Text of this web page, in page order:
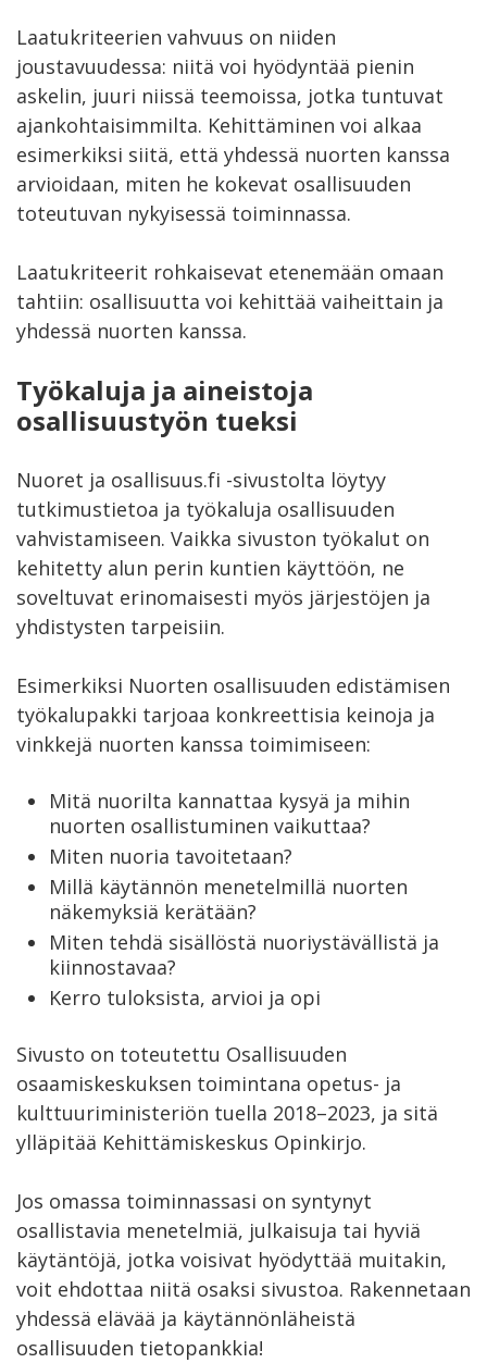
Laatukriteerien vahvuus on niiden
joustavuudessa: niitä voi hyödyntää pienin
askelin, juuri niissä teemoissa, jotka tuntuvat
ajankohtaisimmilta. Kehittäminen voi alkaa
esimerkiksi siitä, että yhdessä nuorten kanssa
arvioidaan, miten he kokevat osallisuuden
toteutuvan nykyisessä toiminnassa.
Laatukriteerit rohkaisevat etenemään omaan
tahtiin: osallisuutta voi kehittää vaiheittain ja
yhdessä nuorten kanssa.
Työkaluja ja aineistoja
osallisuustyön tueksi
Nuoret ja osallisuus.fi -sivustolta löytyy
tutkimustietoa ja työkaluja osallisuuden
vahvistamiseen. Vaikka sivuston työkalut on
kehitetty alun perin kuntien käyttöön, ne
soveltuvat erinomaisesti myös järjestöjen ja
yhdistysten tarpeisiin.
Esimerkiksi Nuorten osallisuuden edistämisen
työkalupakki tarjoaa konkreettisia keinoja ja
vinkkejä nuorten kanssa toimimiseen:
Mitä nuorilta kannattaa kysyä ja mihin
nuorten osallistuminen vaikuttaa?
Miten nuoria tavoitetaan?
Millä käytännön menetelmillä nuorten
näkemyksiä kerätään?
Miten tehdä sisällöstä nuoriystävällistä ja
kiinnostavaa?
Kerro tuloksista, arvioi ja opi
Sivusto on toteutettu Osallisuuden
osaamiskeskuksen toimintana opetus- ja
kulttuuriministeriön tuella 2018–2023, ja sitä
ylläpitää Kehittämiskeskus Opinkirjo.
Jos omassa toiminnassasi on syntynyt
osallistavia menetelmiä, julkaisuja tai hyviä
käytäntöjä, jotka voisivat hyödyttää muitakin,
voit ehdottaa niitä osaksi sivustoa. Rakennetaan
yhdessä elävää ja käytännönläheistä
osallisuuden tietopankkia!